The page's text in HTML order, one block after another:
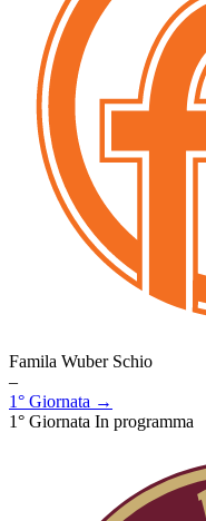
Famila Wuber Schio
–
1° Giornata →
1° Giornata In programma